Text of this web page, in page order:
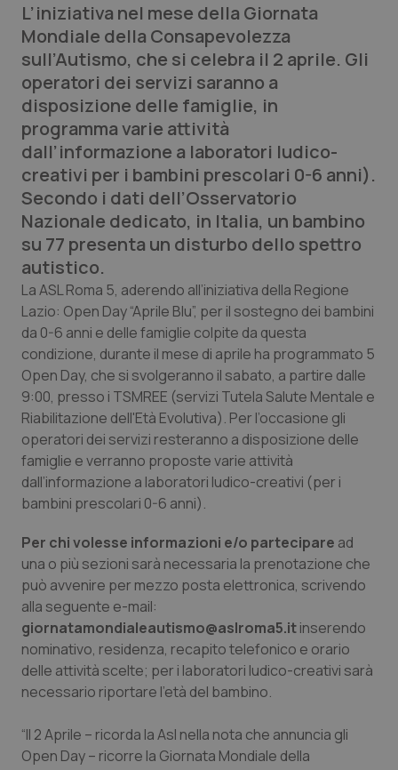
Studi e Analisi
Lettere al direttore
Edizioni Regionali
QS Pro
Professionisti Sanitari.AI
Abruzzo
Basilicata
Calabria
Campania
Emilia-Romagna
Friuli Venezia Giulia
Lazio
Liguria
Lombardia
Marche
QS Pro Gold
Artrite & artrosi
Asma & BPCO
Car-T
Colesterolo & coronaropatie
Dermatite Atopica
Diabete & glucometri
Disturbi dell’umore
Dolore
Donna & Salute
QS Club Newsletter
L’iniziativa nel mese della Giornata
Mondiale della Consapevolezza
sull’Autismo, che si celebra il 2 aprile. Gli
operatori dei servizi saranno a
disposizione delle famiglie, in
programma varie attività
dall’informazione a laboratori ludico-
creativi per i bambini prescolari 0-6 anni).
Secondo i dati dell’Osservatorio
Nazionale dedicato, in Italia, un bambino
su 77 presenta un disturbo dello spettro
autistico.
La ASL Roma 5, aderendo all’iniziativa della Regione
Lazio: Open Day “Aprile Blu”, per il sostegno dei bambini
da 0-6 anni e delle famiglie colpite da questa
condizione, durante il mese di aprile ha programmato 5
Open Day, che si svolgeranno il sabato, a partire dalle
9:00, presso i TSMREE (servizi Tutela Salute Mentale e
Riabilitazione dell'Età Evolutiva). Per l’occasione gli
operatori dei servizi resteranno a disposizione delle
famiglie e verranno proposte varie attività
dall’informazione a laboratori ludico-creativi (per i
bambini prescolari 0-6 anni).
Per chi volesse informazioni e/o partecipare ad
una o più sezioni sarà necessaria la prenotazione che
può avvenire per mezzo posta elettronica, scrivendo
alla seguente e-mail:
giornatamondialeautismo@aslroma5.itinserendo
nominativo, residenza, recapito telefonico e orario
delle attività scelte; per i laboratori ludico-creativi sarà
necessario riportare l’età del bambino.
“Il 2 Aprile – ricorda la Asl nella nota che annuncia gli
Open Day – ricorre la Giornata Mondiale della